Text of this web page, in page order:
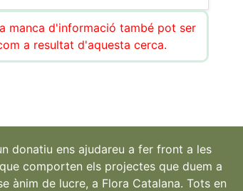
manca d'informació també pot ser
a resultat d'aquesta cerca.
donatiu ens ajudareu a fer front a les
comporten els projectes que duem a
ànim de lucre, a Flora Catalana. Tots en